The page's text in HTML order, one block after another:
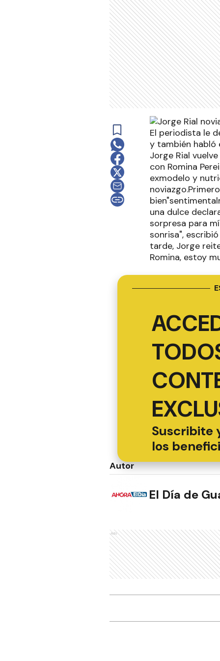
El periodista le
y también habló
Jorge Rial
con Romina
exmodelo y
una dulce
sorpresa para
sonrisa",
tarde, Jorge
Romina, estoy
Suscribite
los
Autor
El Día de
Ads